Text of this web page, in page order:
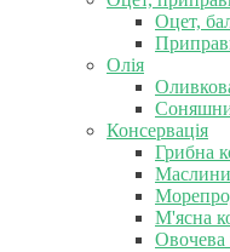
Оцет,
Олія
Консервація
Грибна
М'ясна
Овочева